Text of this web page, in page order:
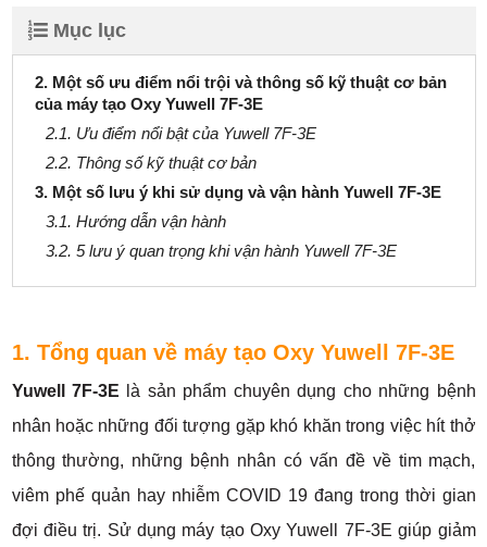
Mục lục
2. Một số ưu điểm nổi trội và thông số kỹ thuật cơ bản
của máy tạo Oxy Yuwell 7F-3E
2.1. Ưu điểm nổi bật của Yuwell 7F-3E
2.2. Thông số kỹ thuật cơ bản
3. Một số lưu ý khi sử dụng và vận hành Yuwell 7F-3E
3.1. Hướng dẫn vận hành
3.2. 5 lưu ý quan trọng khi vận hành Yuwell 7F-3E
1. Tổng quan về máy tạo Oxy Yuwell 7F-3E
Yuwell 7F-3E là sản phẩm chuyên dụng cho những bệnh
nhân hoặc những đối tượng gặp khó khăn trong việc hít thở
thông thường, những bệnh nhân có vấn đề về tim mạch,
viêm phế quản hay nhiễm COVID 19 đang trong thời gian
đợi điều trị. Sử dụng máy tạo Oxy Yuwell 7F-3E giúp giảm